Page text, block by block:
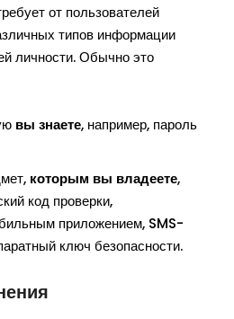
от пользователей
типов информации
личности. Обычно это
вы знаете, например, пароль
которым вы владеете,
код проверки,
приложением, SMS-
ключ безопасности.